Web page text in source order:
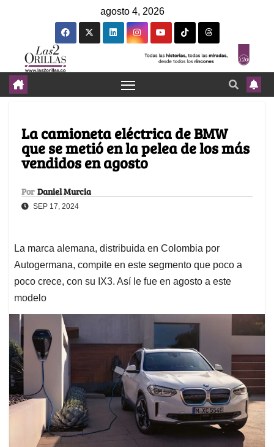
agosto 4, 2026
La camioneta eléctrica de BMW
que se metió en la pelea de los más
vendidos en agosto
Por Daniel Murcia
SEP 17, 2024
La marca alemana, distribuida en Colombia por
Autogermana, compite en este segmento que poco a
poco crece, con su IX3. Así le fue en agosto a este
modelo